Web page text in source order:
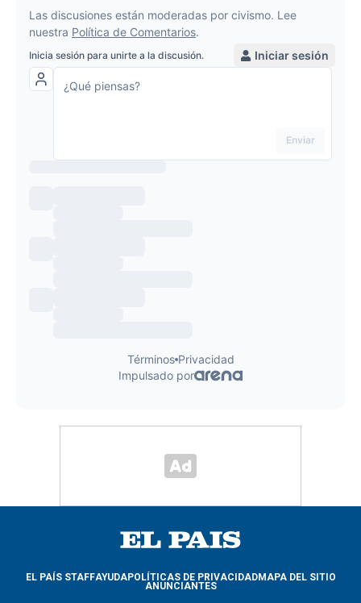
EL PAÍS STAFFAYUDAPOLÍTICAS DE PRIVACIDADMAPA DEL SITIO
ANUNCIANTES